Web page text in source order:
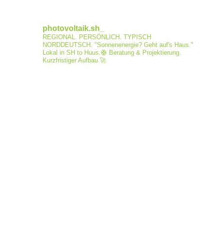
photovoltaik.sh_
REGIONAL. PERSÖNLICH. TYPISCH
NORDDEUTSCH.
"Sonnenenergie? Geht auf's Haus."
Lokal in SH to Huus.🛟 Beratung & Projektierung.
Kurzfristiger Aufbau.🚀